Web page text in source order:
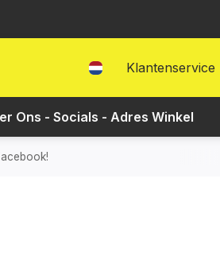
Klantenservice
Ons - Socials - Adres Winkel